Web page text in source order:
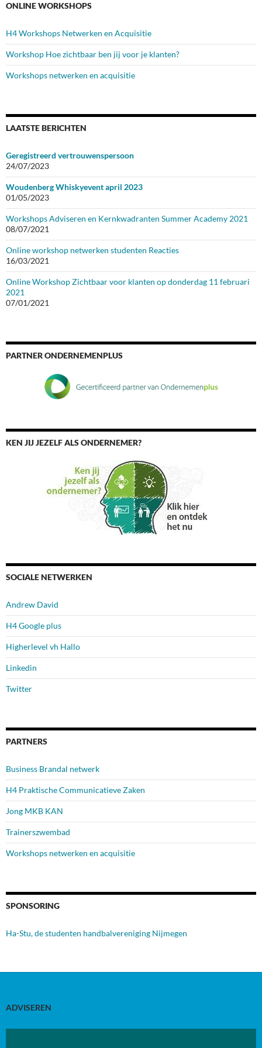
ONLINE WORKSHOPS
H4 Workshops Netwerken en Acquisitie
Workshop Hoe zichtbaar ben jij voor je klanten?
Workshops netwerken en acquisitie
LAATSTE BERICHTEN
Geregistreerd vertrouwenspersoon
24/07/2023
Woudenberg Whiskyevent april 2023
01/05/2023
Workshops Adviseren en Kernkwadranten Summer Academy 2021
08/07/2021
Online workshop netwerken studenten Reacties
16/03/2021
Online Workshop Zichtbaar voor klanten op donderdag 11 februari
2021
07/01/2021
PARTNER ONDERNEMENPLUS
KEN JIJ JEZELF ALS ONDERNEMER?
SOCIALE NETWERKEN
Andrew David
H4 Google plus
Higherlevel vh Hallo
Linkedin
Twitter
PARTNERS
Business Brandal netwerk
H4 Praktische Communicatieve Zaken
Jong MKB KAN
Trainerszwembad
Workshops netwerken en acquisitie
SPONSORING
Ha-Stu, de studenten handbalvereniging Nijmegen
ADVISEREN